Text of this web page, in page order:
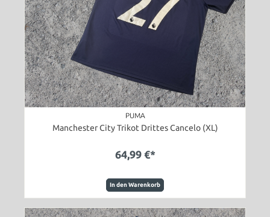
PUMA
Manchester City Trikot Drittes Cancelo (XL)
64,99 €*
In den Warenkorb